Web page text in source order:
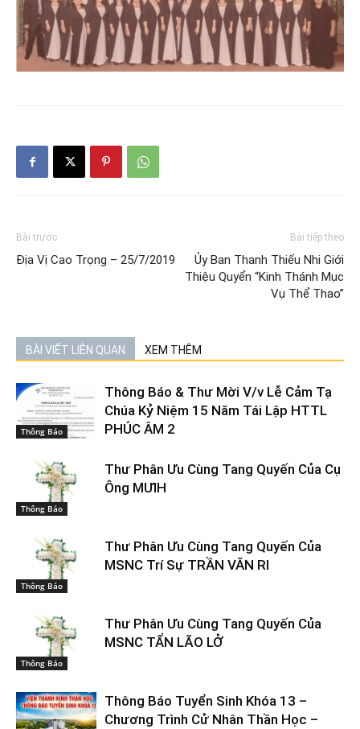
Bài trước
Địa Vị Cao Trọng – 25/7/2019
Bài tiếp theo
Ủy Ban Thanh Thiếu Nhi Giới
Thiệu Quyển “Kinh Thánh Mục
Vụ Thể Thao”
BÀI VIẾT LIÊN QUAN XEM THÊM
Thông Báo
Thông Báo & Thư Mời V/v Lễ Cảm Tạ
Chúa Kỷ Niệm 15 Năm Tái Lập HTTL
PHÚC ÂM 2
Thông Báo
Thư Phân Ưu Cùng Tang Quyến Của Cụ
Ông MƯIH
Thông Báo
Thư Phân Ưu Cùng Tang Quyến Của
MSNC Trí Sự TRẦN VĂN RI
Thông Báo
Thư Phân Ưu Cùng Tang Quyến Của
MSNC TẨN LÃO LỞ
Thông Báo Tuyển Sinh Khóa 13 –
Chương Trình Cử Nhân Thần Học –